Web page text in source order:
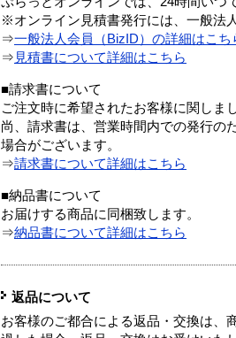
※オンライン見積書発行には、一般法
⇒一般法人会員（BizID）の詳細はこち
⇒ 見積書について詳細はこちら
■請求書について
ご注文時に希望されたお客様に関しま
尚、請求書は、営業時間内での発行の
場合がございます。
⇒請求書について詳細はこちら
■納品書について
お届けする商品に同梱致します。
⇒納品書について詳細はこちら
返品について
お客様のご都合による返品・交換は、